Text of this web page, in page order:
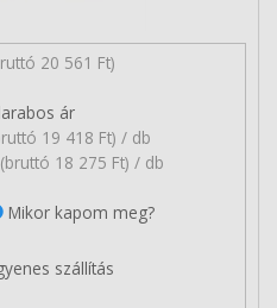
20 561 Ft)
ár
19 418 Ft) / db
(bruttó 18 275 Ft) / db
Mikor kapom meg?
szállítás